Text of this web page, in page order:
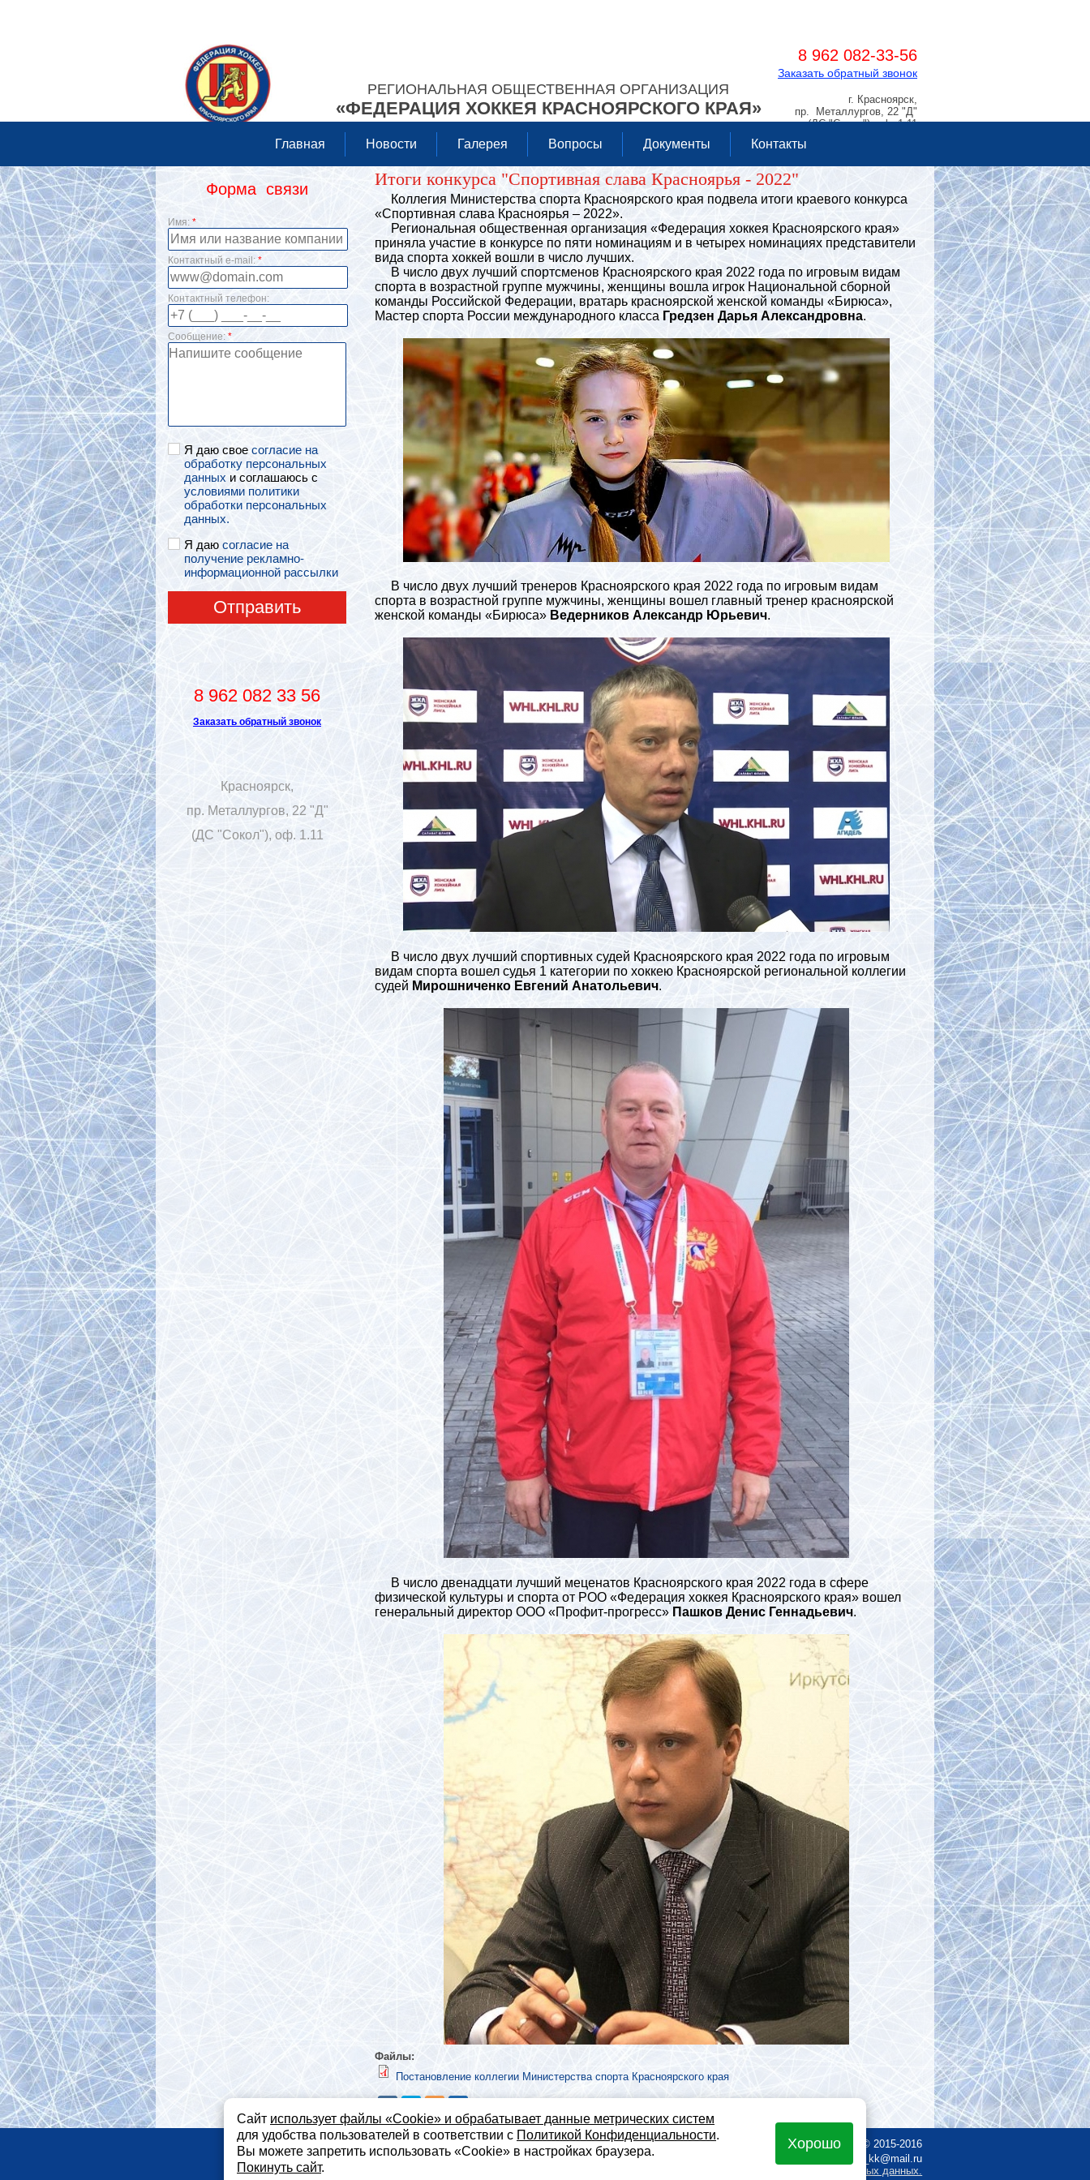
РЕГИОНАЛЬНАЯ ОБЩЕСТВЕННАЯ ОРГАНИЗАЦИЯ
«ФЕДЕРАЦИЯ ХОККЕЯ КРАСНОЯРСКОГО КРАЯ»
8 962 082-33-56
Заказать обратный звонок
г. Красноярск,
пр. Металлургов, 22 "Д"
(ДС "Сокол"), оф. 1.11
Главная Новости Галерея Вопросы Документы Контакты
Форма связи
Имя: *
Контактный e-mail: *
Контактный телефон:
Сообщение: *
Я даю свое согласие на
обработку персональных
данных и соглашаюсь с
условиями политики
обработки персональных
данных.
Я даю согласие на
получение рекламно-
информационной рассылки
Отправить
8 962 082 33 56
Заказать обратный звонок
Красноярск,
пр. Металлургов, 22 "Д"
(ДС "Сокол"), оф. 1.11
Итоги конкурса "Спортивная слава Красноярья - 2022"
Коллегия Министерства спорта Красноярского края подвела итоги краевого конкурса
«Спортивная слава Красноярья – 2022».
Региональная общественная организация «Федерация хоккея Красноярского края»
приняла участие в конкурсе по пяти номинациям и в четырех номинациях представители
вида спорта хоккей вошли в число лучших.
В число двух лучший спортсменов Красноярского края 2022 года по игровым видам
спорта в возрастной группе мужчины, женщины вошла игрок Национальной сборной
команды Российской Федерации, вратарь красноярской женской команды «Бирюса»,
Мастер спорта России международного класса Гредзен Дарья Александровна.
В число двух лучший тренеров Красноярского края 2022 года по игровым видам
спорта в возрастной группе мужчины, женщины вошел главный тренер красноярской
женской команды «Бирюса» Ведерников Александр Юрьевич.
В число двух лучший спортивных судей Красноярского края 2022 года по игровым
видам спорта вошел судья 1 категории по хоккею Красноярской региональной коллегии
судей Мирошниченко Евгений Анатольевич.
В число двенадцати лучший меценатов Красноярского края 2022 года в сфере
физической культуры и спорта от РОО «Федерация хоккея Красноярского края» вошел
генеральный директор ООО «Профит-прогресс» Пашков Денис Геннадьевич.
Файлы:
Постановление коллегии Министерства спорта Красноярского края
Региональная Общественная Организация "Федерация Хоккея Красноярского Края", хоккей-красноярск.рф ©2015-2016
660021, г. Красноярск, ул. 9 мая, 74 (Арена Север), оф.207, тел. 8 (391) 251-03-36
| e-mail: fh_kk@mail.ru
Не является публичной офертой.
Согласие на обработку персональных данных.
Сайт использует файлы «Сookie» и обрабатывает данные метрических систем
для удобства пользователей в соответствии с Политикой Конфиденциальности.
Вы можете запретить использовать «Сookie» в настройках браузера.
Покинуть сайт.
Хорошо